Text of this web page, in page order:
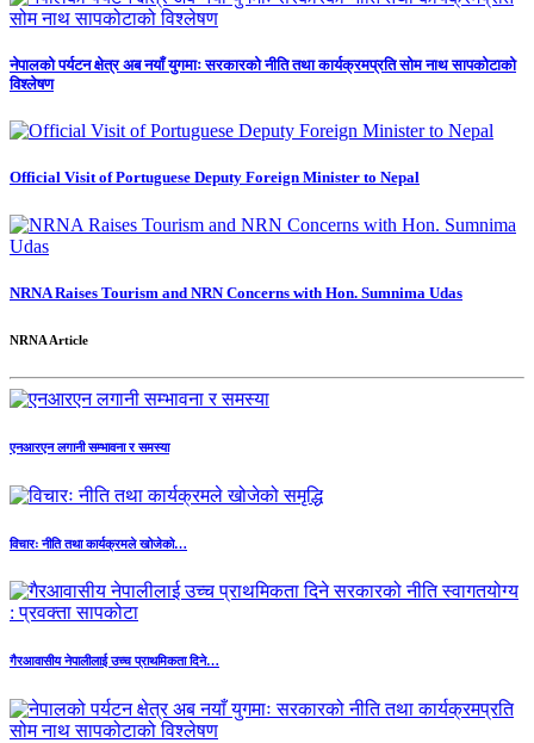
नेपालको पर्यटन क्षेत्र अब नयाँ युगमाः सरकारको नीति तथा कार्यक्रमप्रति सोम नाथ सापकोटाको
विश्लेषण
Official Visit of Portuguese Deputy Foreign Minister to Nepal
NRNA Raises Tourism and NRN Concerns with Hon. Sumnima Udas
NRNA Article
एनआरएन लगानी सम्भावना र समस्या
विचारः नीति तथा कार्यक्रमले खोजेको…
गैरआवासीय नेपालीलाई उच्च प्राथमिकता दिने…